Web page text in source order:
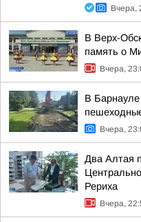
Вчера,
В Верх-
память о
Вчера,
В
Вчера,
Два Алтая
Рериха
Вчера,